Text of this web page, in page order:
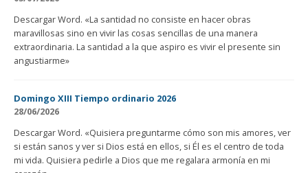
Descargar Word. «La santidad no consiste en hacer obras
maravillosas sino en vivir las cosas sencillas de una manera
extraordinaria. La santidad a la que aspiro es vivir el presente sin
angustiarme»
Domingo XIII Tiempo ordinario 2026
28/06/2026
Descargar Word. «Quisiera preguntarme cómo son mis amores, ver
si están sanos y ver si Dios está en ellos, si Él es el centro de toda
mi vida. Quisiera pedirle a Dios que me regalara armonía en mi